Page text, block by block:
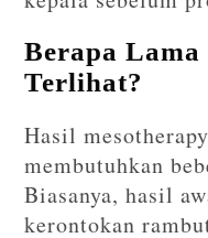
Berapa
Terlihat?
Hasil
membutuhkan
Biasanya, hasil
kerontokan